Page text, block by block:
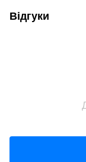
Відгуки